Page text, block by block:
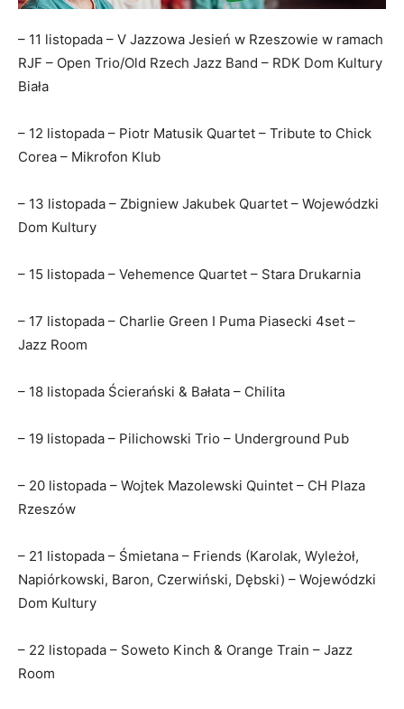
– 11 listopada – V Jazzowa Jesień w Rzeszowie w ramach
RJF – Open Trio/Old Rzech Jazz Band – RDK Dom Kultury
Biała
– 12 listopada – Piotr Matusik Quartet – Tribute to Chick
Corea – Mikrofon Klub
– 13 listopada – Zbigniew Jakubek Quartet – Wojewódzki
Dom Kultury
– 15 listopada – Vehemence Quartet – Stara Drukarnia
– 17 listopada – Charlie Green I Puma Piasecki 4set –
Jazz Room
– 18 listopada Ścierański & Bałata – Chilita
– 19 listopada – Pilichowski Trio – Underground Pub
– 20 listopada – Wojtek Mazolewski Quintet – CH Plaza
Rzeszów
– 21 listopada – Śmietana – Friends (Karolak, Wyleżoł,
Napiórkowski, Baron, Czerwiński, Dębski) – Wojewódzki
Dom Kultury
– 22 listopada – Soweto Kinch & Orange Train – Jazz
Room